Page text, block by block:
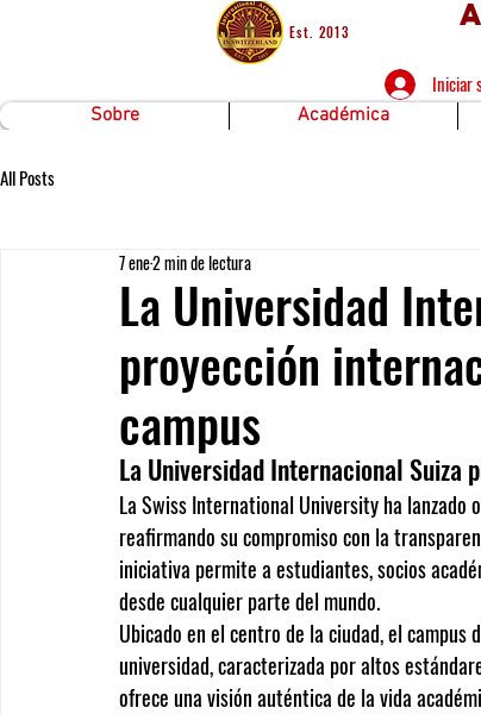
Est. 2013
Iniciar
Sobre Académica
All Posts
La Universidad
proyección
campus
7 ene2 min de lectura
La Universidad Internacional
La Swiss International University ha lanzado
reafirmando su compromiso con la
iniciativa permite a estudiantes, socios
desde cualquier parte del mundo.
Ubicado en el centro de la ciudad, el
universidad, caracterizada por altos
ofrece una visión auténtica de la vida